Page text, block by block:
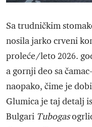
Sa trudničkim
nosila jarko crveni
proleće/leto 2026.
a gornji deo sa
naopako, čime je
Glumica je taj detalj
Bulgari Tubogas